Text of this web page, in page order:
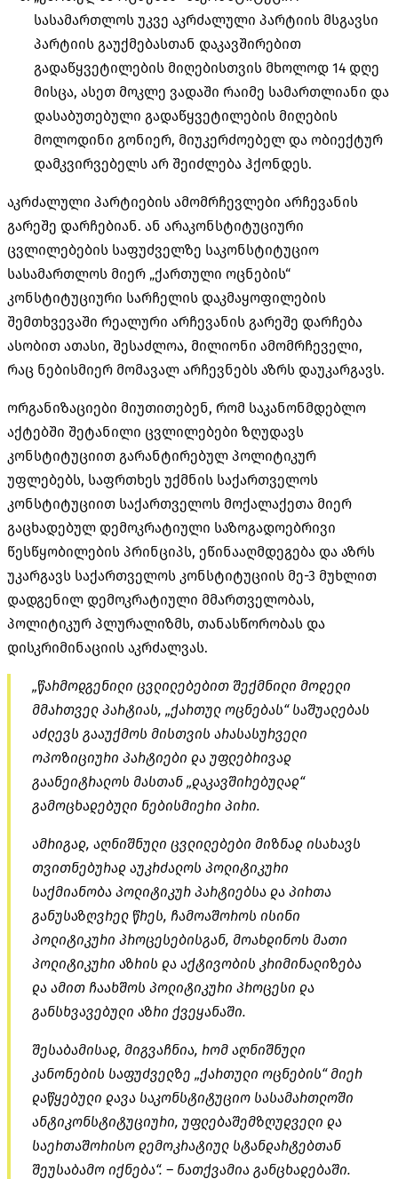
სასამართლოს უკვე აკრძალული პარტიის მსგავსი
პარტიის გაუქმებასთან დაკავშირებით
გადაწყვეტილების მიღებისთვის მხოლოდ 14 დღე
მისცა, ასეთ მოკლე ვადაში რაიმე სამართლიანი და
დასაბუთებული გადაწყვეტილების მიღების
მოლოდინი გონიერ, მიუკერძოებელ და ობიექტურ
დამკვირვებელს არ შეიძლება ჰქონდეს.
აკრძალული პარტიების ამომრჩევლები არჩევანის
გარეშე დარჩებიან. ან არაკონსტიტუციური
ცვლილებების საფუძველზე საკონსტიტუციო
სასამართლოს მიერ „ქართული ოცნების“
კონსტიტუციური სარჩელის დაკმაყოფილების
შემთხვევაში რეალური არჩევანის გარეშე დარჩება
ასობით ათასი, შესაძლოა, მილიონი ამომრჩეველი,
რაც ნებისმიერ მომავალ არჩევნებს აზრს დაუკარგავს.
ორგანიზაციები მიუთითებენ, რომ საკანონმდებლო
აქტებში შეტანილი ცვლილებები ზღუდავს
კონსტიტუციით გარანტირებულ პოლიტიკურ
უფლებებს, საფრთხეს უქმნის საქართველოს
კონსტიტუციით საქართველოს მოქალაქეთა მიერ
გაცხადებულ დემოკრატიული საზოგადოებრივი
წესწყობილების პრინციპს, ეწინააღმდეგება და აზრს
უკარგავს საქართველოს კონსტიტუციის მე-3 მუხლით
დადგენილ დემოკრატიული მმართველობას,
პოლიტიკურ პლურალიზმს, თანასწორობას და
დისკრიმინაციის აკრძალვას.
„წარმოდგენილი ცვლილებებით შექმნილი მოდელი
მმართველ პარტიას, „ქართულ ოცნებას“ საშუალებას
აძლევს გააუქმოს მისთვის არასასურველი
ოპოზიციური პარტიები და უფლებრივად
გაანეიტრალოს მასთან „დაკავშირებულად“
გამოცხადებული ნებისმიერი პირი.
ამრიგად, აღნიშნული ცვლილებები მიზნად ისახავს
თვითნებურად აუკრძალოს პოლიტიკური
საქმიანობა პოლიტიკურ პარტიებსა და პირთა
განუსაზღვრელ წრეს, ჩამოაშოროს ისინი
პოლიტიკური პროცესებისგან, მოახდინოს მათი
პოლიტიკური აზრის და აქტივობის კრიმინალიზება
და ამით ჩაახშოს პოლიტიკური პროცესი და
განსხვავებული აზრი ქვეყანაში.
შესაბამისად, მიგვაჩნია, რომ აღნიშნული
კანონების საფუძველზე „ქართული ოცნების“ მიერ
დაწყებული დავა საკონსტიტუციო სასამართლოში
ანტიკონსტიტუციური, უფლებაშემზღუდველი და
საერთაშორისო დემოკრატიულ სტანდარტებთან
შეუსაბამო იქნება“. – ნათქვამია განცხადებაში.